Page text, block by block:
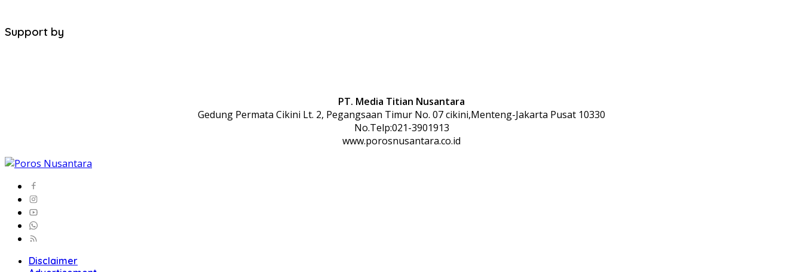
Support by
PT. Media Titian Nusantara
Gedung Permata Cikini Lt. 2, Pegangsaan Timur No. 07 cikini,Menteng-Jakarta Pusat 10330
No.Telp:021-3901913
www.porosnusantara.co.id
Disclaimer